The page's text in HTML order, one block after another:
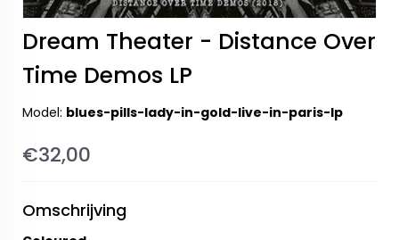
Dream Theater - Distance Over
Time Demos LP
Model: blues-pills-lady-in-gold-live-in-paris-lp
€32,00
Omschrijving